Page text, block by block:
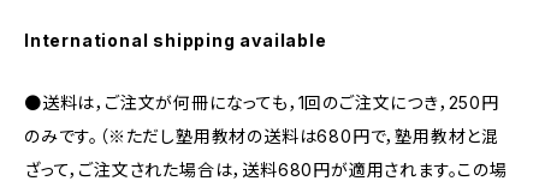
International shipping available
●送料は，ご注文が何冊になっても，1回のご注文につき，250円
のみです。（※ただし塾用教材の送料は680円で，塾用教材と混
ざって，ご注文された場合は，送料680円が適用されます。この場